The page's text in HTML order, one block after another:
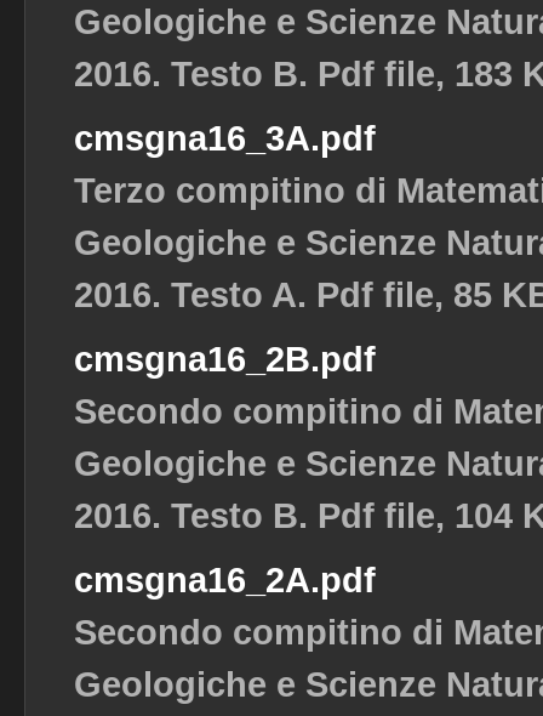
Geologiche e Scienze
2016. Testo B. Pdf file, 183
cmsgna16_3A.pdf
Terzo compitino di
Geologiche e Scienze
2016. Testo A. Pdf file, 85
cmsgna16_2B.pdf
Secondo compitino di
Geologiche e Scienze
2016. Testo B. Pdf file, 104
cmsgna16_2A.pdf
Secondo compitino di
Geologiche e Scienze